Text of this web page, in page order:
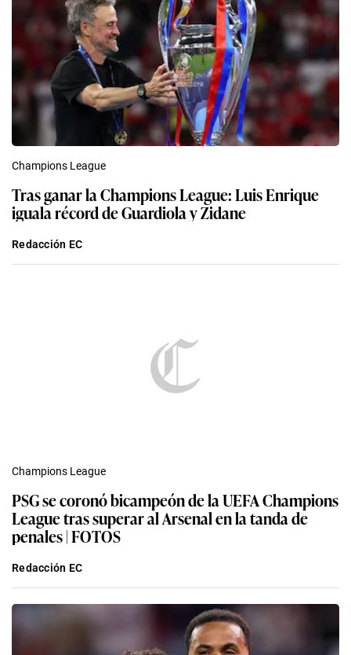
Champions League
Tras ganar la Champions League: Luis Enrique
iguala récord de Guardiola y Zidane
Redacción EC
Champions League
PSG se coronó bicampeón de la UEFA Champions
League tras superar al Arsenal en la tanda de
penales | FOTOS
Redacción EC